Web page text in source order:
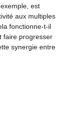
est
aux multiples
fonctionne-t-il
faire progresser
synergie entre